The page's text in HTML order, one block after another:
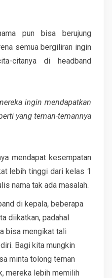
pun bisa berujung
semua bergiliran ingin
citanya di headband
ingin mendapatkan
yang teman-temannya
mendapat kesempatan
lebih tinggi dari kelas 1
nama tak ada masalah.
di kepala, beberapa
diikatkan, padahal
bisa mengikat tali
Bagi kita mungkin
minta tolong teman
mereka lebih memilih